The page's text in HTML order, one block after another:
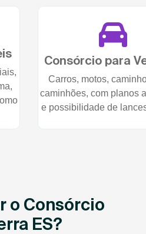
Consórcio para
Carros, motos,
caminhões, com planos
e possibilidade de
o Consórcio
ES?